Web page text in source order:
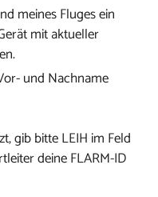
meines Fluges ein
mit aktueller
und Nachname
gib bitte LEIH im Feld
deine FLARM-ID